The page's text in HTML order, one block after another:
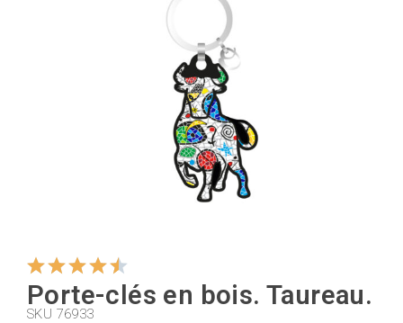
Ouvre-bouteilles
Cintres
Porte-clés en bois. Taureau.
SKU 76933